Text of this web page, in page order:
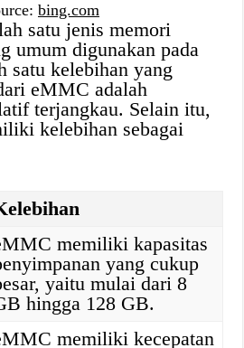
bing.com
satu jenis memori
umum digunakan pada
satu kelebihan yang
eMMC adalah
terjangkau. Selain itu,
kelebihan sebagai
memiliki kapasitas
yang cukup
yaitu mulai dari 8
hingga 128 GB.
memiliki kecepatan